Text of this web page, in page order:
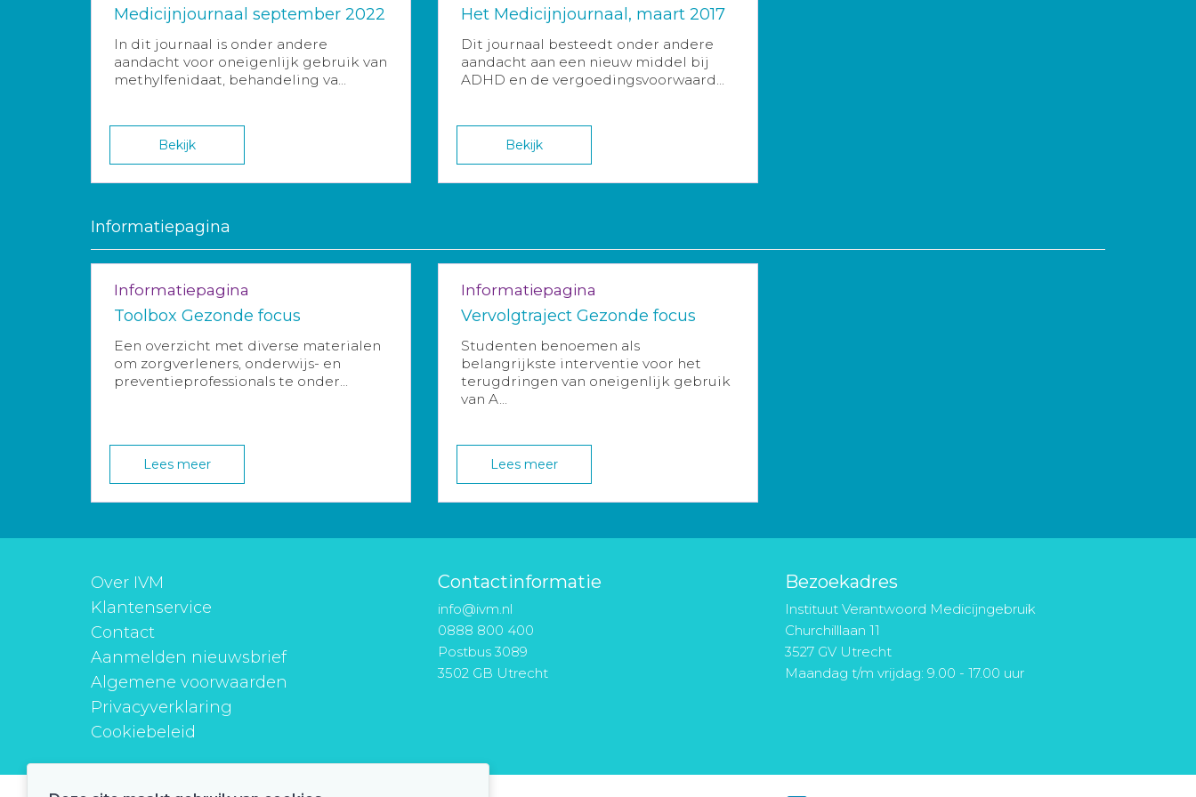
Medicijnjournaal september 2022
In dit journaal is onder andere
aandacht voor oneigenlijk gebruik van
methylfenidaat, behandeling va...
Bekijk
Het Medicijnjournaal, maart 2017
Dit journaal besteedt onder andere
aandacht aan een nieuw middel bij
ADHD en de vergoedingsvoorwaard...
Bekijk
Informatiepagina
Informatiepagina
Toolbox Gezonde focus
Een overzicht met diverse materialen
om zorgverleners, onderwijs- en
preventieprofessionals te onder...
Lees meer
Informatiepagina
Vervolgtraject Gezonde focus
Studenten benoemen als
belangrijkste interventie voor het
terugdringen van oneigenlijk gebruik
van A...
Lees meer
Over IVM
Klantenservice
Contact
Aanmelden nieuwsbrief
Algemene voorwaarden
Privacyverklaring
Cookiebeleid
Contactinformatie
info@ivm.nl
0888 800 400
Postbus 3089
3502 GB Utrecht
Bezoekadres
Instituut Verantwoord Medicijngebruik
Churchilllaan 11
3527 GV Utrecht
Maandag t/m vrijdag: 9.00 - 17.00 uur